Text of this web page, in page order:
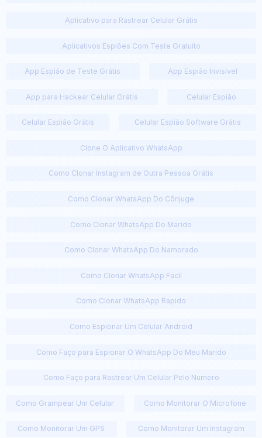
Aplicativo para Rastrear Celular Grátis
Aplicativos Espiões Com Teste Gratuito
App Espião de Teste Grátis App Espião Invisível
App para Hackear Celular Grátis Celular Espião
Celular Espião Grátis Celular Espião Software Grátis
Clone O Aplicativo WhatsApp
Como Clonar Instagram de Outra Pessoa Grátis
Como Clonar WhatsApp Do Cônjuge
Como Clonar WhatsApp Do Marido
Como Clonar WhatsApp Do Namorado
Como Clonar WhatsApp Facil
Como Clonar WhatsApp Rapido
Como Espionar Um Celular Android
Como Faço para Espionar O WhatsApp Do Meu Marido
Como Faço para Rastrear Um Celular Pelo Numero
Como Grampear Um Celular Como Monitorar O Microfone
Como Monitorar Um GPS Como Monitorar Um Instagram